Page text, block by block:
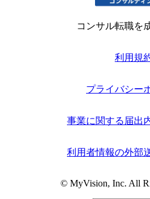
コンサル転職を
利用規
プライバシー
事業に関する届出
利用者情報の外部
© MyVision, Inc. All